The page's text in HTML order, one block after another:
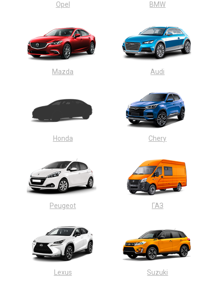
Opel BMW
Mazda Audi
Honda Chery
Peugeot ГАЗ
Lexus Suzuki